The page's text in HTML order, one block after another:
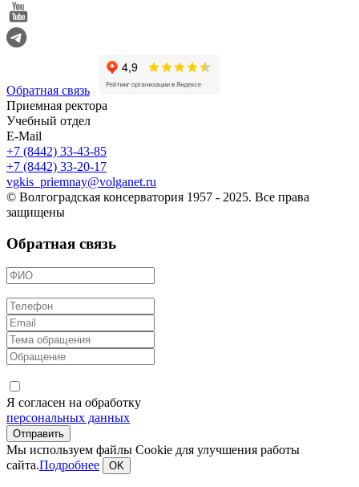
Обратная связь
Приемная ректора
Учебный отдел
E-Mail
+7 (8442) 33-43-85
+7 (8442) 33-20-17
vgkis_priemnay@volganet.ru
© Волгоградская консерватория 1957 - 2025. Все права
защищены
Обратная связь
Я согласен на обработку
персональных данных
Мы используем файлы Cookie для улучшения работы
сайта.Подробнее OK